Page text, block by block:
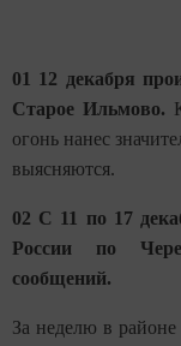
01 12 декабря
Старое Ильмово.
огонь нанес
выясняются.
02 С 11 по 17
России по
сообщений.
За неделю в